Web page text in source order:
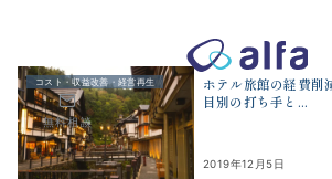
無料相談
株式会社アルファコンサルティング｜ホ
コスト・収益改善・経営再生
ホテル旅館の経費
目別の打ち手と...
2019年12月5日